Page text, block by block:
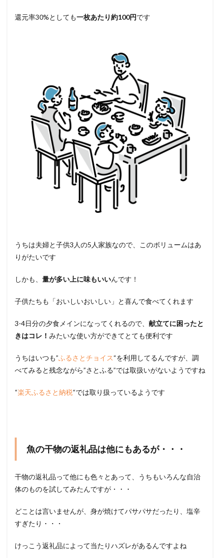
還元率30%としても一枚あたり約100円です
うちは夫婦と子供3人の5人家族なので、このボリュームはあ
りがたいです
しかも、 量が多い上に味もいいんです！
子供たちも「おいしいおいしい」と喜んで食べてくれます
3-4日分の夕食メインになってくれるので、 献立てに困ったと
きはコレ！ みたいな使い方ができてとても便利です
うちはいつも”ふるさとチョイス“を利用してるんですが、調
べてみると残念ながら”さとふる”では取扱いがないようですね
“楽天ふるさと納税“では取り扱っているようです
魚の干物の返礼品は他にもあるが・・・
干物の返礼品って他にも色々とあって、うちもいろんな自治
体のものを試してみたんですが・・・
どことは言いませんが、身が焼けてパサパサだったり、塩辛
すぎたり・・・
けっこう返礼品によって当たりハズレがあるんですよね